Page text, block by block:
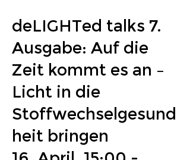
deLIGHTed talks 7.
Ausgabe: Auf die
Zeit kommt es an –
Licht in die
Stoffwechselgesund
heit bringen